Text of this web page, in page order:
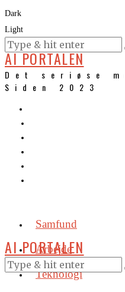
Dark
Light
KURSER
AI PORTALEN
Det seriøse
Siden 2023
Samfund
Arbejde
Teknologi
AI PORTALEN